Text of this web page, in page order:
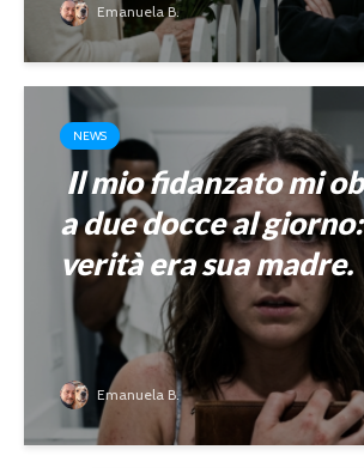
Emanuela B.
NEWS
Il mio fidanzato mi
a due docce al
verità era sua madre.
Emanuela B.